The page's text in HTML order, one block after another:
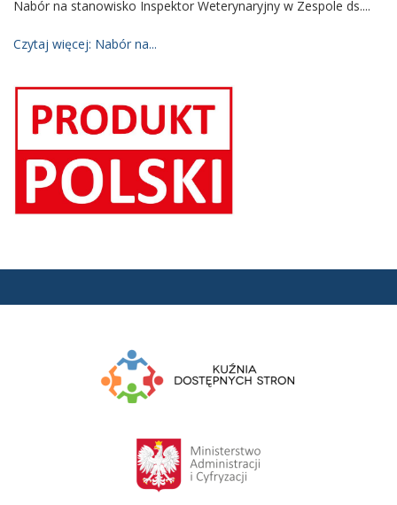
Nabór na stanowisko Inspektor Weterynaryjny w Zespole ds....
Czytaj więcej: Nabór na...